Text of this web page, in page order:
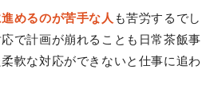
めるのが苦手な人 も苦労するでし
で計画が崩れることも日常茶飯事
軟な対応ができないと仕事に追わ